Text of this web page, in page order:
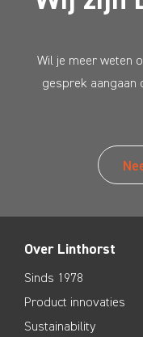
Wil je meer weten
gesprek aangaan
Over Linthorst
Sinds 1978
Product innovaties
Sustainability